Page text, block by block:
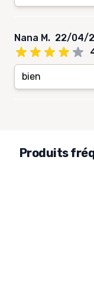
Nana M. 22/04/
bien
Produits